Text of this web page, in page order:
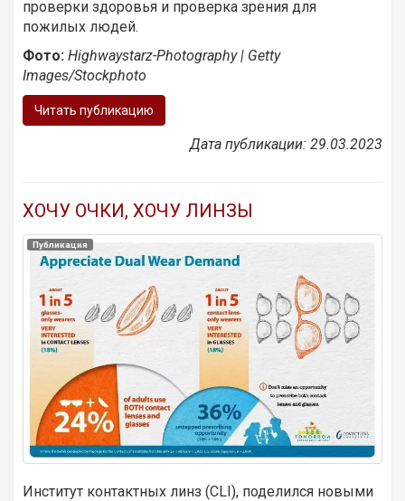
проверки здоровья и проверка зрения для
пожилых людей.
Фото: Highwaystarz-Photography | Getty
Images/Stockphoto
Читать публикацию
Дата публикации: 29.03.2023
ХОЧУ ОЧКИ, ХОЧУ ЛИНЗЫ
Публикация
Институт контактных линз (CLI), поделился новыми